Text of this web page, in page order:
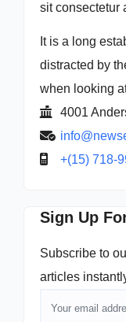
sit consectetur
It is a long
distracted by
when looking
4001
+(15) 718-
Sign Up
Subscribe to
articles